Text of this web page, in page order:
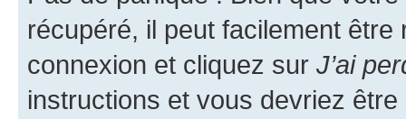
récupéré, il peut facilement
connexion et cliquez sur J’ai
instructions et vous devriez